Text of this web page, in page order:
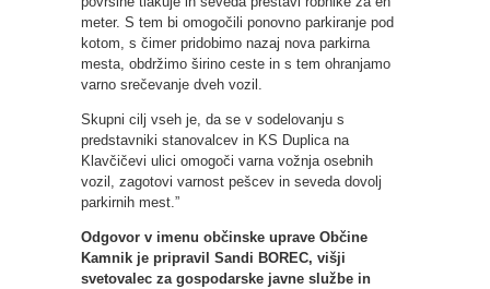
meter. S tem bi omogočili ponovno parkiranje pod
kotom, s čimer pridobimo nazaj nova parkirna
mesta, obdržimo širino ceste in s tem ohranjamo
varno srečevanje dveh vozil.
Skupni cilj vseh je, da se v sodelovanju s
predstavniki stanovalcev in KS Duplica na
Klavčičevi ulici omogoči varna vožnja osebnih
vozil, zagotovi varnost pešcev in seveda dovolj
parkirnih mest.”
Odgovor v imenu občinske uprave Občine
Kamnik je pripravil Sandi BOREC, višji
svetovalec za gospodarske javne službe in